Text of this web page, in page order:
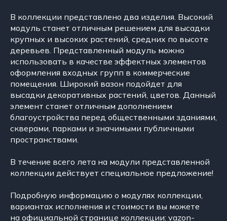
​​​​​​​В коллекции представлено два изделия. Высокий
модуль станет отличным решением для высадки
крупных и высоких растений, средних по высоте
деревьев. Представленный модуль можно
использовать в качестве эффектных элементов
оформления входных групп в коммерческие
помещения. Широкий вазон подойдет для
высадки декоративных растений, цветов. Данный
элемент станет отличным дополнением
благоустройства перед общественными зданиями,
скверами, парками и значимыми публичными
пространствами.
В течение всего лета на модули представленной
коллекции действует специальное предложение!​​​​​​​
Подробную информацию о модулях коллекции,
вариантах исполнения и стоимости вы можете
на официальной странице коллекции: vazon-